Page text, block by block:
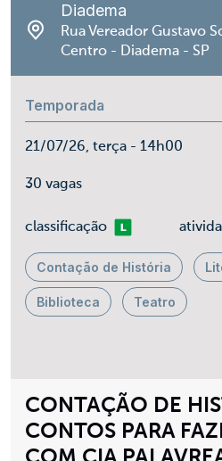
CONTAÇÃO DE
CONTOS PARA
Diadema
Rua Vereador Gustavo
Centro - Diadema - SP
Temporada
21/07/26, terça - 14h00
30 vagas
classificaçãoLivre
Contação de História
Biblioteca Teatro